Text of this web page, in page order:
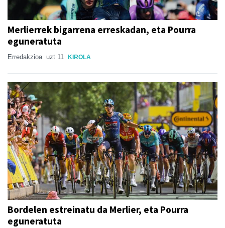
Merlierrek bigarrena erreskadan, eta Pourra
eguneratuta
Erredakzioa uzt 11 KIROLA
Bordelen estreinatu da Merlier, eta Pourra
eguneratuta